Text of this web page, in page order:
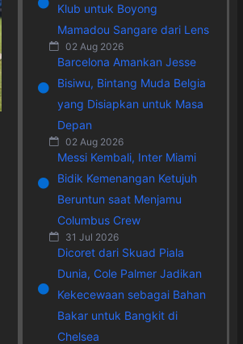
Klub untuk Boyong
Mamadou Sangare dari Lens
02 Aug 2026
Barcelona Amankan Jesse
Bisiwu, Bintang Muda Belgia
yang Disiapkan untuk Masa
Depan
02 Aug 2026
Messi Kembali, Inter Miami
Bidik Kemenangan Ketujuh
Beruntun saat Menjamu
Columbus Crew
31 Jul 2026
Dicoret dari Skuad Piala
Dunia, Cole Palmer Jadikan
Kekecewaan sebagai Bahan
Bakar untuk Bangkit di
Chelsea